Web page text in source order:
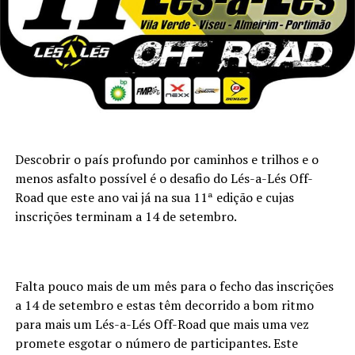
Descobrir o país profundo por caminhos e trilhos e o
menos asfalto possível é o desafio do Lés-a-Lés Off-
Road que este ano vai já na sua 11ª edição e cujas
inscrições terminam a 14 de setembro.
Falta pouco mais de um mês para o fecho das inscrições
a 14 de setembro e estas têm decorrido a bom ritmo
para mais um Lés-a-Lés Off-Road que mais uma vez
promete esgotar o número de participantes. Este